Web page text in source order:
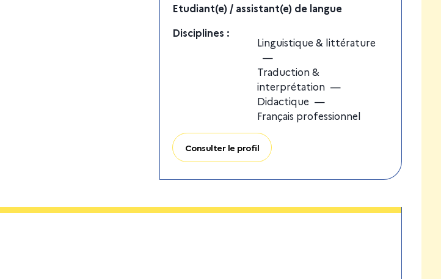
Etudiant(e) / assistant(e) de langue
Disciplines :
Linguistique & littérature
—
Traduction &
interprétation —
Didactique —
Français professionnel
Consulter le profil